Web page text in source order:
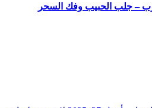
– جلب الحبيب وفك السحر